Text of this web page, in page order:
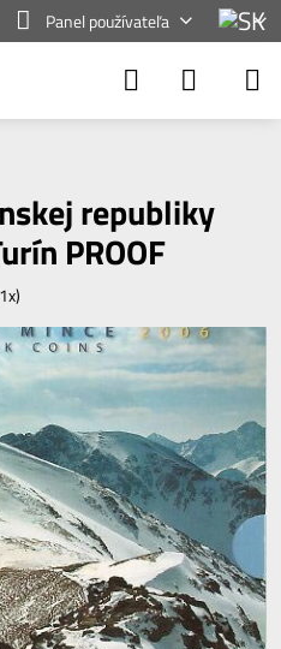
Panel používateľa
republiky
PROOF
1x)